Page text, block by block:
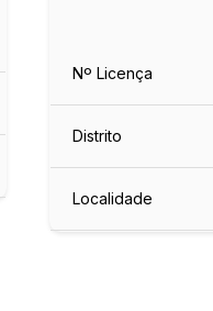
Nº Licença
Distrito
Localidade